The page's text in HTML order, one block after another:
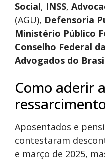
Social, INSS,
(AGU), Defensoria
Ministério Público
Conselho Federal
Advogados do
Como aderir
ressarcimento
Aposentados e
contestaram
e março de 2025,